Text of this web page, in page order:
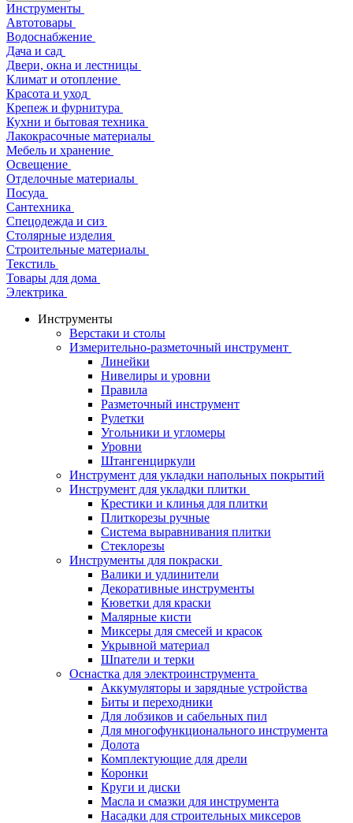
Инструменты
Автотовары
Водоснабжение
Дача и сад
Двери, окна и лестницы
Климат и отопление
Красота и уход
Крепеж и фурнитура
Кухни и бытовая техника
Лакокрасочные материалы
Мебель и хранение
Освещение
Отделочные материалы
Посуда
Сантехника
Спецодежда и сиз
Столярные изделия
Строительные материалы
Текстиль
Товары для дома
Электрика
Инструменты
Верстаки и столы
Измерительно-разметочный инструмент
Линейки
Нивелиры и уровни
Правила
Разметочный инструмент
Рулетки
Угольники и угломеры
Уровни
Штангенциркули
Инструмент для укладки напольных покрытий
Инструмент для укладки плитки
Крестики и клинья для плитки
Плиткорезы ручные
Система выравнивания плитки
Стеклорезы
Инструменты для покраски
Валики и удлинители
Декоративные инструменты
Кюветки для краски
Малярные кисти
Миксеры для смесей и красок
Укрывной материал
Шпатели и терки
Оснастка для электроинструмента
Аккумуляторы и зарядные устройства
Биты и переходники
Для лобзиков и сабельных пил
Для многофункционального инструмента
Долота
Комплектующие для дрели
Коронки
Круги и диски
Масла и смазки для инструмента
Насадки для строительных миксеров